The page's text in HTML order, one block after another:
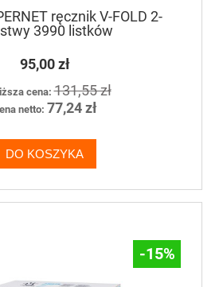
ręcznik V-FOLD 2-
3990 listków
95,00 zł
cena:131,55 zł
netto: 77,24 zł
DO KOSZYKA
-15%